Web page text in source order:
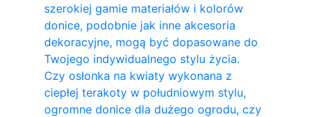
szerokiej gamie materiałów i kolorów
donice, podobnie jak inne akcesoria
dekoracyjne, mogą być dopasowane do
Twojego indywidualnego stylu życia.
Czy osłonka na kwiaty wykonana z
ciepłej terakoty w południowym stylu,
ogromne donice dla dużego ogrodu, czy